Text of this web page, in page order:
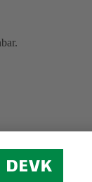
Dokumente
Postbox-